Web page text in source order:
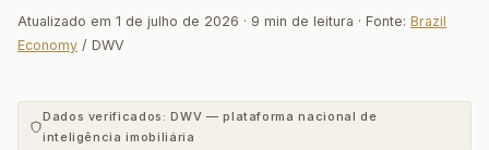
Atualizado em 1 de julho de 2026 · 9 min de leitura · Fonte: Brazil
Economy / DWV
Dados verificados: DWV — plataforma nacional de
inteligência imobiliária